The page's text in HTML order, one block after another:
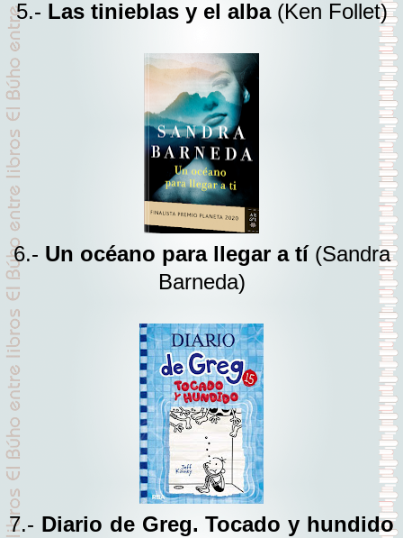
5.- Las tinieblas y el alba(Ken Follet)
6.- Un océano para llegar a tí(Sandra
Barneda)
7.- Diario de Greg. Tocado y hundido